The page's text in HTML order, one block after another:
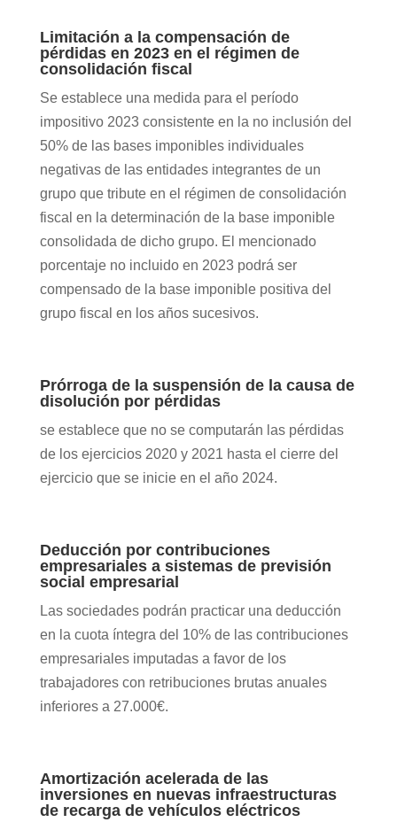
Limitación a la compensación de
pérdidas en 2023 en el régimen de
consolidación fiscal
Se establece una medida para el período
impositivo 2023 consistente en la no inclusión del
50% de las bases imponibles individuales
negativas de las entidades integrantes de un
grupo que tribute en el régimen de consolidación
fiscal en la determinación de la base imponible
consolidada de dicho grupo. El mencionado
porcentaje no incluido en 2023 podrá ser
compensado de la base imponible positiva del
grupo fiscal en los años sucesivos.
Prórroga de la suspensión de la causa de
disolución por pérdidas
se establece que no se computarán las pérdidas
de los ejercicios 2020 y 2021 hasta el cierre del
ejercicio que se inicie en el año 2024.
Deducción por contribuciones
empresariales a sistemas de previsión
social empresarial
Las sociedades podrán practicar una deducción
en la cuota íntegra del 10% de las contribuciones
empresariales imputadas a favor de los
trabajadores con retribuciones brutas anuales
inferiores a 27.000€.
Amortización acelerada de las
inversiones en nuevas infraestructuras
de recarga de vehículos eléctricos